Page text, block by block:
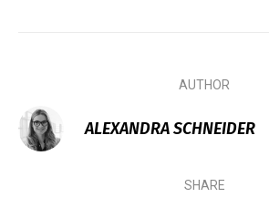
AUTHOR
ALEXANDRA SCHNEIDER
SHARE